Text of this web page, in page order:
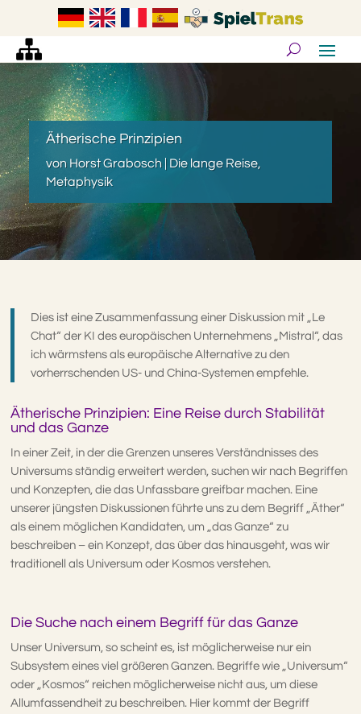
Ätherische Prinzipien
von Horst Grabosch| Die lange Reise,
Metaphysik
Dies ist eine Zusammenfassung einer Diskussion mit „Le
Chat“ der KI des europäischen Unternehmens „Mistral“, das
ich wärmstens als europäische Alternative zu den
vorherrschenden US- und China-Systemen empfehle.
Ätherische Prinzipien: Eine Reise durch Stabilität
und das Ganze
In einer Zeit, in der die Grenzen unseres Verständnisses des
Universums ständig erweitert werden, suchen wir nach Begriffen
und Konzepten, die das Unfassbare greifbar machen. Eine
unserer jüngsten Diskussionen führte uns zu dem Begriff „Äther“
als einem möglichen Kandidaten, um „das Ganze“ zu
beschreiben – ein Konzept, das über das hinausgeht, was wir
traditionell als Universum oder Kosmos verstehen.
Die Suche nach einem Begriff für das Ganze
Unser Universum, so scheint es, ist möglicherweise nur ein
Subsystem eines viel größeren Ganzen. Begriffe wie „Universum“
oder „Kosmos“ reichen möglicherweise nicht aus, um diese
Allumfassendheit zu beschreiben. Hier kommt der Begriff